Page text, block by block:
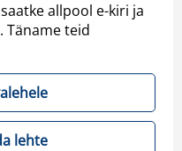
allpool e-kiri ja
Täname teid
lehte